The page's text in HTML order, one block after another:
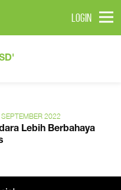
LOGIN
2022
Lebih Berbahaya